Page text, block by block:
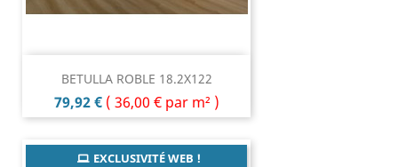
BETULLA ROBLE 18.2X122
Prix
79,92 € ( 36,00 € par m² )
EXCLUSIVITÉ WEB !